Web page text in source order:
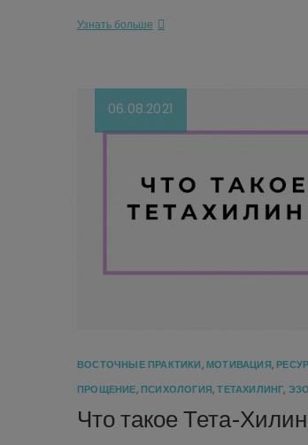
Узнать больше
06.08.2021
ВОСТОЧНЫЕ ПРАКТИКИ,МОТИВАЦИЯ,
ПРОЩЕНИЕ,ПСИХОЛОГИЯ,ТЕТАХИЛИНГ,
Что такое Тета-